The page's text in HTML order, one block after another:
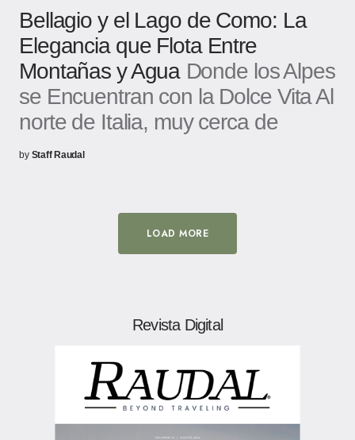
Bellagio y el Lago de Como: La
Elegancia que Flota Entre
Montañas y Agua Donde los Alpes
se Encuentran con la Dolce Vita Al
norte de Italia, muy cerca de
by Staff Raudal
LOAD MORE
Revista Digital